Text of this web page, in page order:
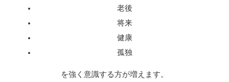
老後
将来
健康
孤独
を強く意識する方が増えます。